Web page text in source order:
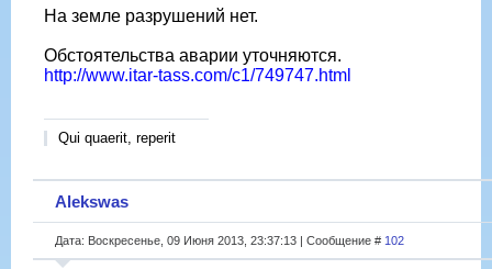
На земле разрушений нет.
Обстоятельства аварии уточняются.
http://www.itar-tass.com/c1/749747.html
Qui quaerit, reperit
Alekswas
Дата: Воскресенье, 09 Июня 2013, 23:37:13 | Сообщение # 102